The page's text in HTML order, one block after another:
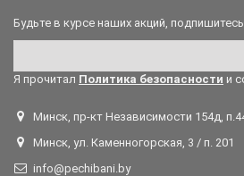
Будьте в курсе наших акций,
Я прочитал Политика безопасности и
Минск, пр-кт Независимости 154д,
Минск, ул. Каменногорская, 3 / п. 201
info@pechibani.by